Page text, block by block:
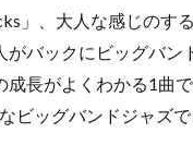
」、大人な感じのす
がバックにビッグバ
成長がよくわかる1曲で
ビッグバンドジャズ